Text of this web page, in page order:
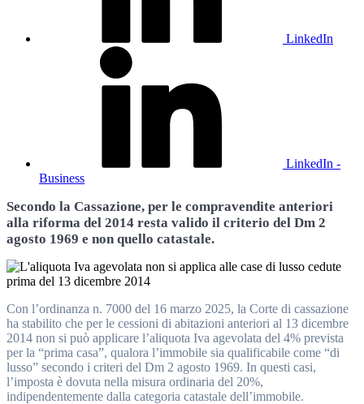
LinkedIn
LinkedIn -
Business
Secondo la Cassazione, per le compravendite anteriori
alla riforma del 2014 resta valido il criterio del Dm 2
agosto 1969 e non quello catastale.
Con l’ordinanza n. 7000 del 16 marzo 2025, la Corte di cassazione
ha stabilito che per le cessioni di abitazioni anteriori al 13 dicembre
2014 non si può applicare l’aliquota Iva agevolata del 4% prevista
per la “prima casa”, qualora l’immobile sia qualificabile come “di
lusso” secondo i criteri del Dm 2 agosto 1969. In questi casi,
l’imposta è dovuta nella misura ordinaria del 20%,
indipendentemente dalla categoria catastale dell’immobile.